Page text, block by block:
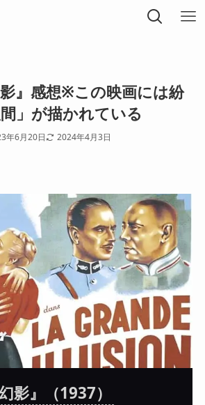
影』感想※この映画には紛
」が描かれている
年6月20日 2024年4月3日
影』（1937）